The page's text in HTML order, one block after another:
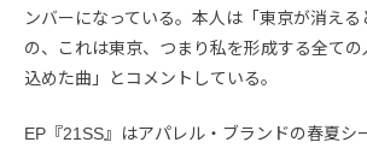
ンバーになっている。本人は「東京が消える
の、これは東京、つまり私を形成する全て
込めた曲」とコメントしている。
EP『21SS』はアパレル・ブランドの春夏シ